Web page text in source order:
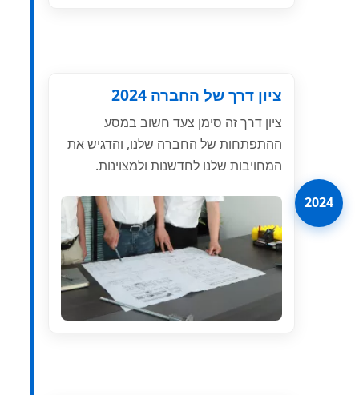
2024
ציון דרך של החברה 2024
ציון דרך זה סימן צעד חשוב במסע
ההתפתחות של החברה שלנו, והדגיש את
המחויבות שלנו לחדשנות ולמצוינות.